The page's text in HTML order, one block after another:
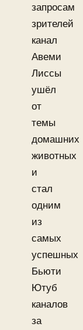
запросам
зрителей
канал
Авеми
Лиссы
ушёл
от
темы
домашних
животных
и
стал
одним
из
самых
успешных
Бьюти
Ютуб
каналов
за